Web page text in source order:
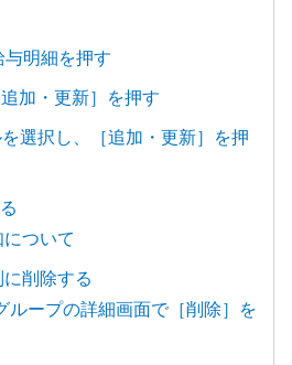
明細を押す
加・更新］を押す
選択し、［追加・更新］を押
ついて
削除する
ループの詳細画面で［削除］を